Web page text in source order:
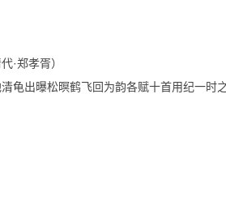
·郑孝胥）
曝松暝鹤飞回为韵各赋十首用纪一时之清兴